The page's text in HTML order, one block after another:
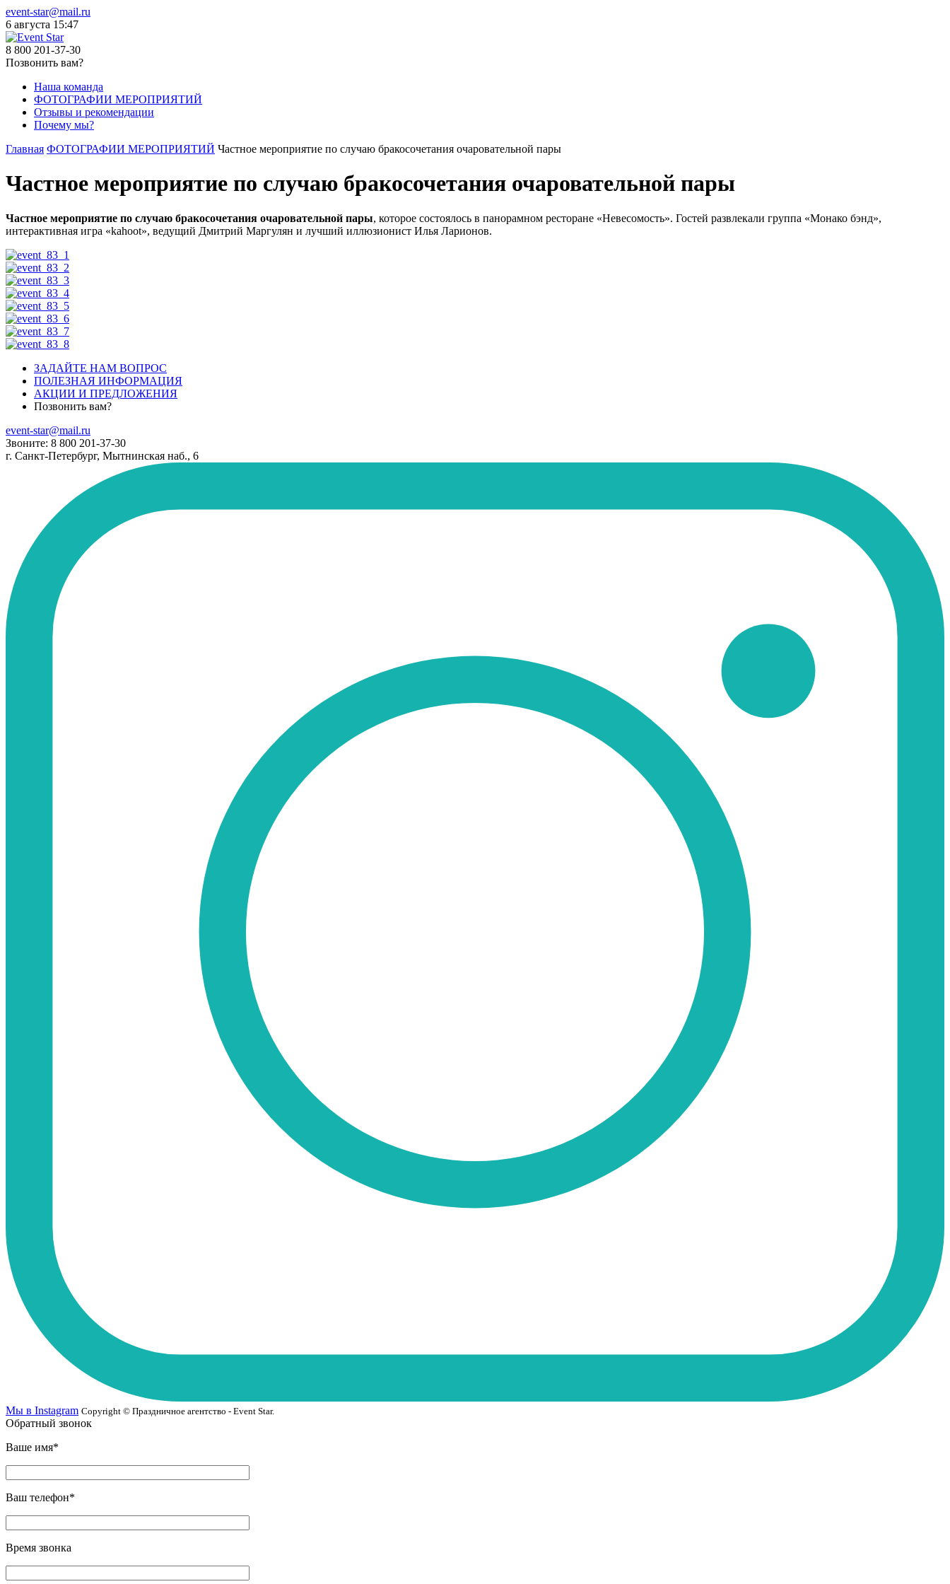
event-star@mail.ru
6 августа 15 47
8 800 201-37-30
Позвонить вам?
Наша команда
ФОТОГРАФИИ МЕРОПРИЯТИЙ
Отзывы и рекомендации
Почему мы?
Главная ФОТОГРАФИИ МЕРОПРИЯТИЙ Частное мероприятие по случаю бракосочетания очаровательной пары
Частное мероприятие по случаю бракосочетания очаровательной пары
Частное мероприятие по случаю бракосочетания очаровательной пары, которое состоялось в панорамном ресторане «Невесомость». Гостей развлекали группа «Монако бэнд»,
интерактивная игра «kahoot», ведущий Дмитрий Маргулян и лучший иллюзионист Илья Ларионов.
ЗАДАЙТЕ НАМ ВОПРОС
ПОЛЕЗНАЯ ИНФОРМАЦИЯ
АКЦИИ И ПРЕДЛОЖЕНИЯ
Позвонить вам?
event-star@mail.ru
Звоните: 8 800 201-37-30
г. Санкт-Петербург, Мытнинская наб., 6
Мы в Instagram Copyright © Праздничное агентство - Event Star.
Обратный звонок
Ваше имя*
Ваш телефон*
Время звонка